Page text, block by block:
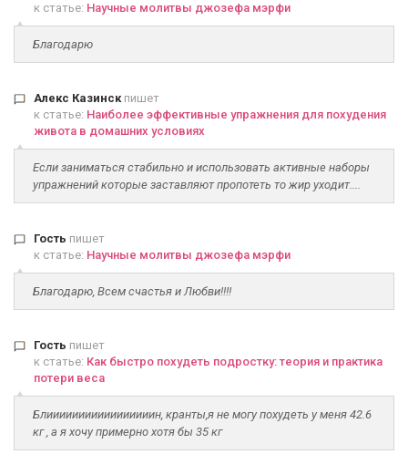
к статье: Научные молитвы джозефа мэрфи
Благодарю
Алекс Казинскпишет
к статье: Наиболее эффективные упражнения для похудения
живота в домашних условиях
Если заниматься стабильно и использовать активные наборы
упражнений которые заставляют пропотеть то жир уходит....
Гость пишет
к статье: Научные молитвы джозефа мэрфи
Благодарю, Всем счастья и Любви!!!!
Гость пишет
к статье: Как быстро похудеть подростку: теория и практика
потери веса
Блииииииииииииииииин, кранты,я не могу похудеть у меня 42.6
кг , а я хочу примерно хотя бы 35 кг